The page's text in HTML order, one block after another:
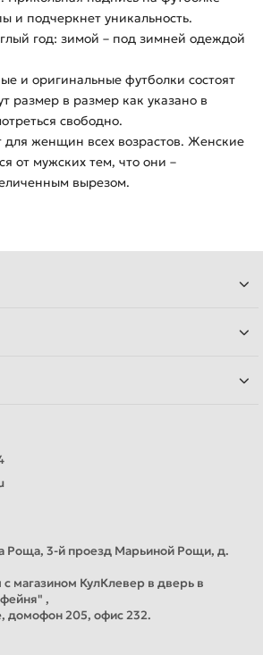
и подчеркнет уникальность.
год: зимой – под зимней одеждой
и оригинальные футболки состоят
размер в размер как указано в
свободно.
для женщин всех возрастов. Женские
от мужских тем, что они –
вырезом.
Роща, 3-й проезд Марьиной Рощи, д.
магазином КулКлевер в дверь в
,
домофон 205, офис 232.